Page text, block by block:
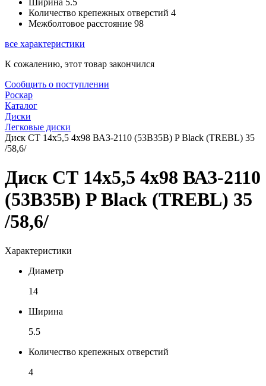
Ширина 5.5
Количество крепежных отверстий 4
Межболтовое расстояние 98
все характеристики
К сожалению, этот товар закончился
Сообщить о поступлении
Роскар
Каталог
Диски
Легковые диски
Диск СТ 14x5,5 4x98 ВАЗ-2110 (53B35B) P Black (TREBL) 35
/58,6/
Диск СТ 14x5,5 4x98 ВАЗ-2110
(53B35B) P Black (TREBL) 35
/58,6/
Характеристики
Диаметр
14
Ширина
5.5
Количество крепежных отверстий
4